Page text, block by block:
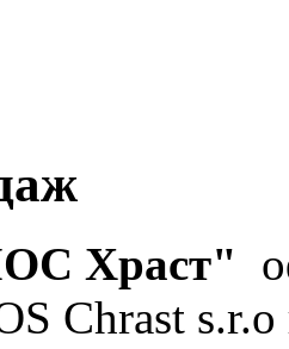
Храст"
Chrast